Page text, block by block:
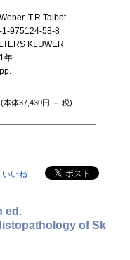
T.R.Talbot
1-975124-58-8
KLUWER
年
(本体37,430円 ＋ 税)
いいね
ed.
of Sk